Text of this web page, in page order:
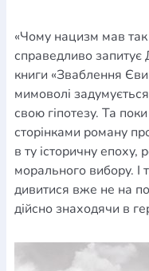
«Чому нацизм мав
справедливо запитує
книги «Зваблення
мимоволі
свою гіпотезу. Та
сторінками роману
в ту історичну
морального вибору. І
дивитися вже не на
дійсно знаходячи в